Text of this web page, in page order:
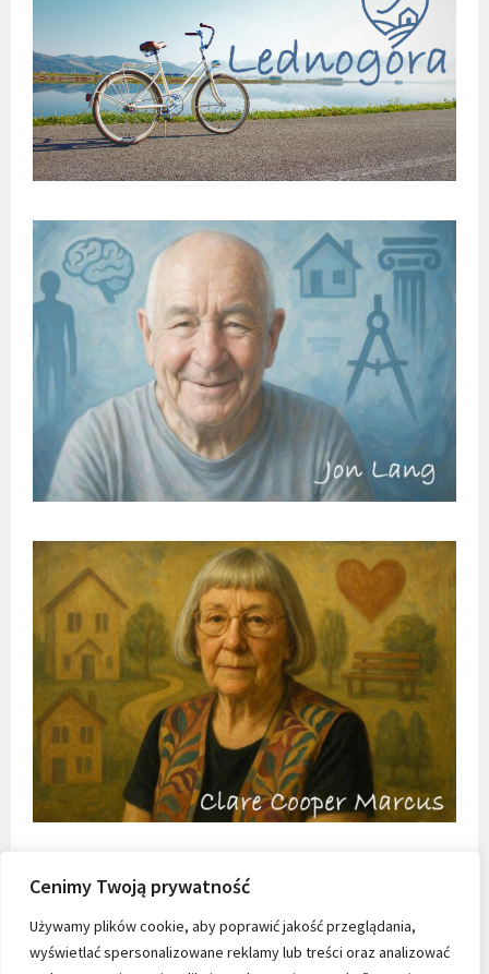
Cenimy Twoją prywatność
Używamy plików cookie, aby poprawić jakość przeglądania,
wyświetlać spersonalizowane reklamy lub treści oraz analizować